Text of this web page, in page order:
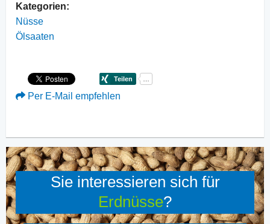
Kategorien:
Nüsse
Ölsaaten
Per E-Mail empfehlen
Sie interessieren sich für
Erdnüsse?